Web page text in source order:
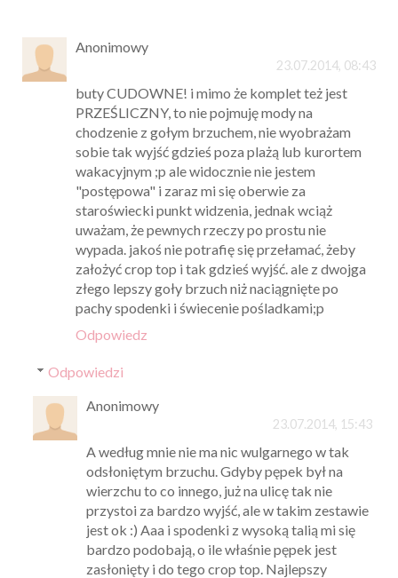
Anonimowy
23.07.2014, 08:43
buty CUDOWNE! i mimo że komplet też jest
PRZEŚLICZNY, to nie pojmuję mody na
chodzenie z gołym brzuchem, nie wyobrażam
sobie tak wyjść gdzieś poza plażą lub kurortem
wakacyjnym ;p ale widocznie nie jestem
"postępowa" i zaraz mi się oberwie za
staroświecki punkt widzenia, jednak wciąż
uważam, że pewnych rzeczy po prostu nie
wypada. jakoś nie potrafię się przełamać, żeby
założyć crop top i tak gdzieś wyjść. ale z dwojga
złego lepszy goły brzuch niż naciągnięte po
pachy spodenki i świecenie pośladkami;p
Odpowiedz
Odpowiedzi
Anonimowy
23.07.2014, 15:43
A według mnie nie ma nic wulgarnego w tak
odsłoniętym brzuchu. Gdyby pępek był na
wierzchu to co innego, już na ulicę tak nie
przystoi za bardzo wyjść, ale w takim zestawie
jest ok :) Aaa i spodenki z wysoką talią mi się
bardzo podobają, o ile właśnie pępek jest
zasłonięty i do tego crop top. Najlepszy